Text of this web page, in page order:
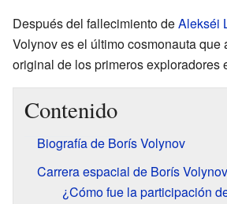
Después del fallecimiento deAlekséi
Volynov es el último cosmonauta que
original de los primeros exploradores
Contenido
Biografía de Borís Volynov
Carrera espacial de Borís Volynov
¿Cómo fue la participación